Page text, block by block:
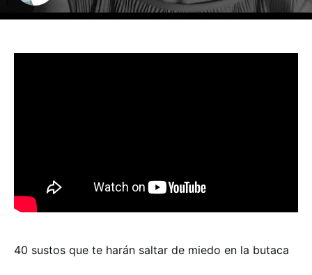
40 sustos que te harán saltar de miedo en la butaca